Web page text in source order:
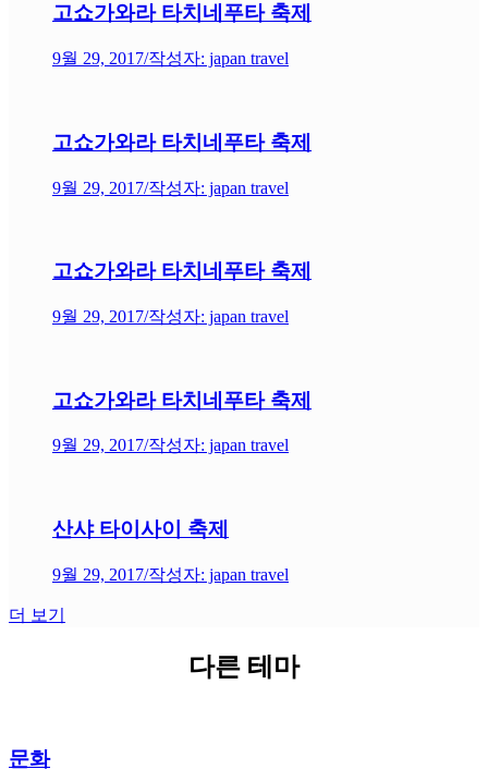
고쇼가와라 타치네푸타 축제
9월 29, 2017/작성자: japan travel
고쇼가와라 타치네푸타 축제
9월 29, 2017/작성자: japan travel
고쇼가와라 타치네푸타 축제
9월 29, 2017/작성자: japan travel
고쇼가와라 타치네푸타 축제
9월 29, 2017/작성자: japan travel
산샤 타이사이 축제
9월 29, 2017/작성자: japan travel
더 보기
다른 테마
문화